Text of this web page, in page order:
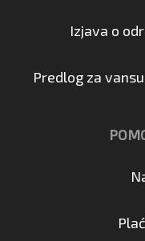
Izjava o
Predlog za